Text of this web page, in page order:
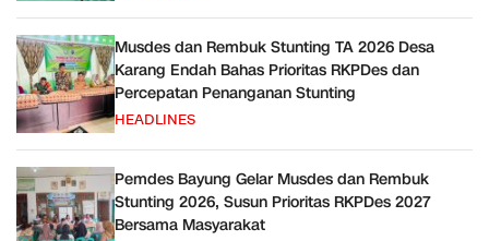
Musdes dan Rembuk Stunting TA 2026 Desa
Karang Endah Bahas Prioritas RKPDes dan
Percepatan Penanganan Stunting
HEADLINES
Pemdes Bayung Gelar Musdes dan Rembuk
Stunting 2026, Susun Prioritas RKPDes 2027
Bersama Masyarakat